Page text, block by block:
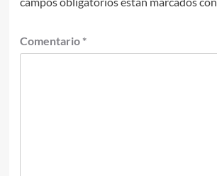
Comentario *